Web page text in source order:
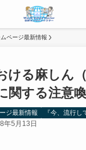
ページ最新情報
ける麻しん
関する注意
ジ最新情報 『今、流行し
年5月13日